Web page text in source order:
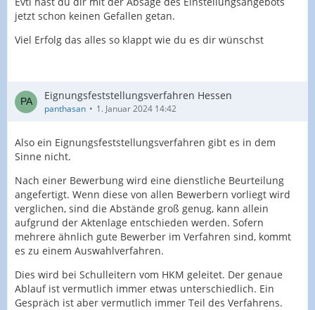
jetzt schon keinen Gefallen getan.
Viel Erfolg das alles so klappt wie du es dir wünschst
Eignungsfeststellungsverfahren Hessen
panthasan 1. Januar 2024 14:42
Also ein Eignungsfeststellungsverfahren gibt es in dem
Sinne nicht.
Nach einer Bewerbung wird eine dienstliche Beurteilung
angefertigt. Wenn diese von allen Bewerbern vorliegt wird
verglichen, sind die Abstände groß genug, kann allein
aufgrund der Aktenlage entschieden werden. Sofern
mehrere ähnlich gute Bewerber im Verfahren sind, kommt
es zu einem Auswahlverfahren.
Dies wird bei Schulleitern vom HKM geleitet. Der genaue
Ablauf ist vermutlich immer etwas unterschiedlich. Ein
Gespräch ist aber vermutlich immer Teil des Verfahrens.